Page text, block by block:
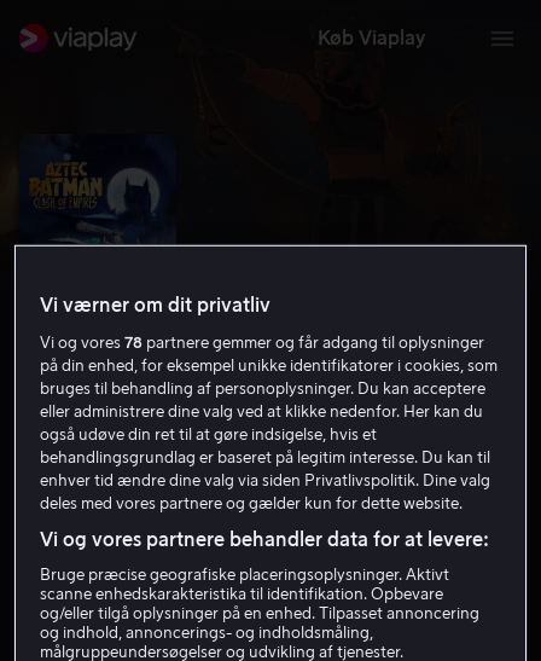
Køb Viaplay
Aztec Batman: Clash of Empires
Action Animation 2025 1 t. 25 min
11 år
HD
Lej 59 kr
Køb 109 kr
Vi værner om dit privatliv
Vi og vores78 partnere gemmer og får adgang til oplysninger
på din enhed, for eksempel unikke identifikatorer i cookies, som
bruges til behandling af personoplysninger. Du kan acceptere
eller administrere dine valg ved at klikke nedenfor. Her kan du
også udøve din ret til at gøre indsigelse, hvis et
behandlingsgrundlag er baseret på legitim interesse. Du kan til
enhver tid ændre dine valg via siden Privatlivspolitik. Dine valg
deles med vores partnere og gælder kun for dette website.
Vi og vores partnere behandler data for at levere:
Bruge præcise geografiske placeringsoplysninger. Aktivt
scanne enhedskarakteristika til identifikation. Opbevare
og/eller tilgå oplysninger på en enhed. Tilpasset annoncering
og indhold, annoncerings- og indholdsmåling,
målgruppeundersøgelser og udvikling af tjenester.